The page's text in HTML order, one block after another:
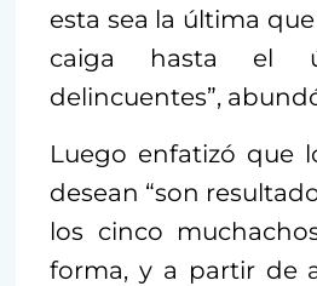
esta sea la última
caiga hasta el
delincuentes”,
Luego enfatizó que
desean “son
los cinco
forma, y a partir de